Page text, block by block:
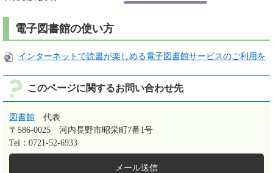
電子図書館の使い方
インターネットで読書が楽しめる電子図書館サービスのご利用を
このページに関するお問い合わせ先
図書館
代表
〒586-0025
河内長野市昭栄町7番1号
Tel：0721-52-6933
メール送信